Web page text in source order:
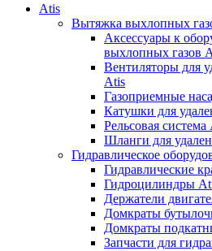
Atis
Вытяжка выхлопных
Аксессуары к
выхлопных газов
Вентиляторы для
Atis
Газоприемные
Катушки для
Рельсовая система
Шланги для
Гидравлическое
Гидравлические
Гидроцилиндры
Держатели
Домкраты
Домкраты
Запчасти для